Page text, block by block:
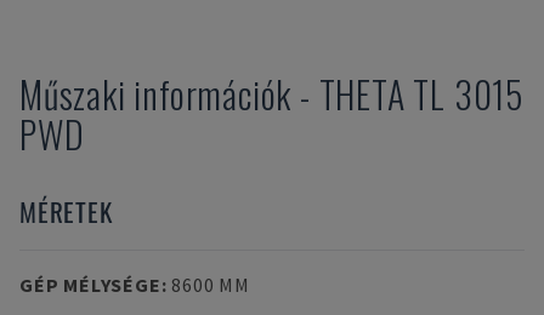
Műszaki információk - THETATL 3015
PWD
MÉRETEK
GÉP MÉLYSÉGE: 8600 MM